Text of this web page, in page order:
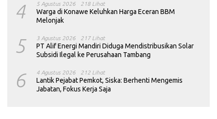
4 5 Agustus 2026 218 Lihat
Warga di Konawe Keluhkan Harga Eceran BBM
Melonjak
5 3 Agustus 2026 217 Lihat
PT Alif Energi Mandiri Diduga Mendistribusikan Solar
Subsidi Ilegal ke Perusahaan Tambang
6 4 Agustus 2026 212 Lihat
Lantik Pejabat Pemkot, Siska: Berhenti Mengemis
Jabatan, Fokus Kerja Saja